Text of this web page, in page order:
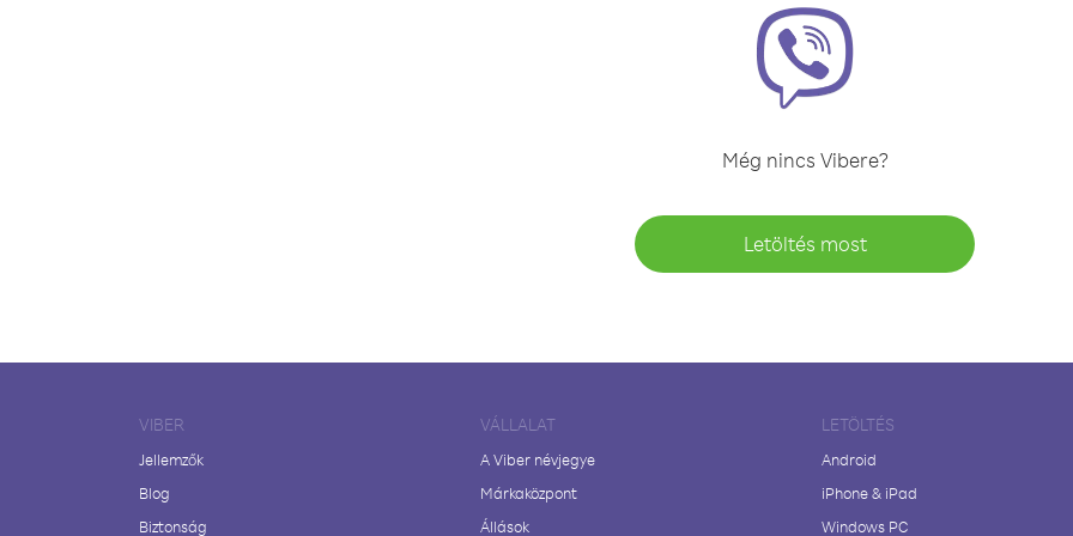
Még nincs Vibere?
Letöltés most
VIBER
Jellemzők
Blog
Biztonság
VÁLLALAT
A Viber névjegye
Márkaközpont
Állások
LETÖLTÉS
Android
iPhone & iPad
Windows PC